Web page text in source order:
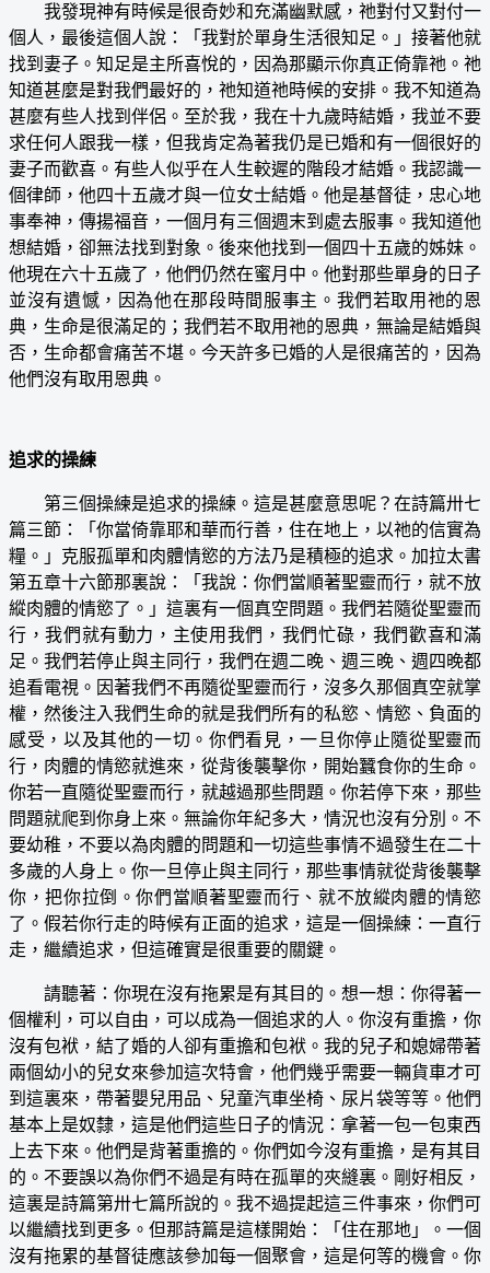
我發現神有時候是很奇妙和充滿幽默感，祂對付又對付一
個人，最後這個人說：「我對於單身生活很知足。」接著他就
找到妻子。知足是主所喜悅的，因為那顯示你真正倚靠祂。祂
知道甚麼是對我們最好的，祂知道祂時候的安排。我不知道為
甚麼有些人找到伴侶。至於我，我在十九歲時結婚，我並不要
求任何人跟我一樣，但我肯定為著我仍是已婚和有一個很好的
妻子而歡喜。有些人似乎在人生較遲的階段才結婚。我認識一
個律師，他四十五歲才與一位女士結婚。他是基督徒，忠心地
事奉神，傳揚福音，一個月有三個週末到處去服事。我知道他
想結婚，卻無法找到對象。後來他找到一個四十五歲的姊妹。
他現在六十五歲了，他們仍然在蜜月中。他對那些單身的日子
並沒有遺憾，因為他在那段時間服事主。我們若取用祂的恩
典，生命是很滿足的；我們若不取用祂的恩典，無論是結婚與
否，生命都會痛苦不堪。今天許多已婚的人是很痛苦的，因為
他們沒有取用恩典。
追求的操練
第三個操練是追求的操練。這是甚麼意思呢？在詩篇卅七
篇三節：「你當倚靠耶和華而行善，住在地上，以祂的信實為
糧。」克服孤單和肉體情慾的方法乃是積極的追求。加拉太書
第五章十六節那裏說：「我說：你們當順著聖靈而行，就不放
縱肉體的情慾了。」這裏有一個真空問題。我們若隨從聖靈而
行，我們就有動力，主使用我們，我們忙碌，我們歡喜和滿
足。我們若停止與主同行，我們在週二晚、週三晚、週四晚都
追看電視。因著我們不再隨從聖靈而行，沒多久那個真空就掌
權，然後注入我們生命的就是我們所有的私慾、情慾、負面的
感受，以及其他的一切。你們看見，一旦你停止隨從聖靈而
行，肉體的情慾就進來，從背後襲擊你，開始蠶食你的生命。
你若一直隨從聖靈而行，就越過那些問題。你若停下來，那些
問題就爬到你身上來。無論你年紀多大，情況也沒有分別。不
要幼稚，不要以為肉體的問題和一切這些事情不過發生在二十
多歲的人身上。你一旦停止與主同行，那些事情就從背後襲擊
你，把你拉倒。你們當順著聖靈而行、就不放縱肉體的情慾
了。假若你行走的時候有正面的追求，這是一個操練：一直行
走，繼續追求，但這確實是很重要的關鍵。
請聽著：你現在沒有拖累是有其目的。想一想：你得著一
個權利，可以自由，可以成為一個追求的人。你沒有重擔，你
沒有包袱，結了婚的人卻有重擔和包袱。我的兒子和媳婦帶著
兩個幼小的兒女來參加這次特會，他們幾乎需要一輛貨車才可
到這裏來，帶著嬰兒用品、兒童汽車坐椅、尿片袋等等。他們
基本上是奴隸，這是他們這些日子的情況：拿著一包一包東西
上去下來。他們是背著重擔的。你們如今沒有重擔，是有其目
的。不要誤以為你們不過是有時在孤單的夾縫裏。剛好相反，
這裏是詩篇第卅七篇所說的。我不過提起這三件事來，你們可
以繼續找到更多。但那詩篇是這樣開始：「住在那地」。一個
沒有拖累的基督徒應該參加每一個聚會，這是何等的機會。你